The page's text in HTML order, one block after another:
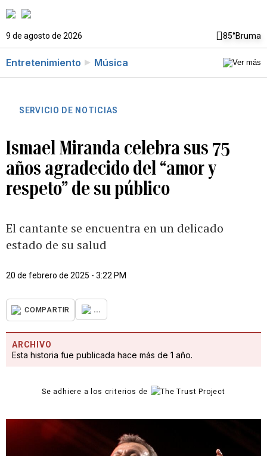
9 de agosto de 2026 85°Bruma
Entretenimiento Música
SERVICIO DE NOTICIAS
Ismael Miranda celebra sus 75
años agradecido del “amor y
respeto” de su público
El cantante se encuentra en un delicado
estado de su salud
20 de febrero de 2025 - 3:22 PM
COMPARTIR ...
ARCHIVO
Esta historia fue publicada hace más de 1 año.
Se adhiere a los criterios de